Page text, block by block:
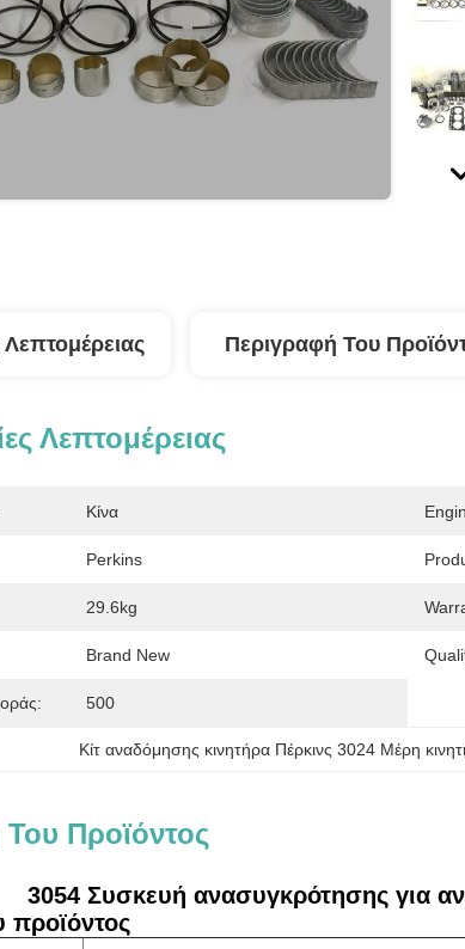
Περιγραφή Του
Λεπτομέρειας
Κίνα
Perkins
29.6kg
Brand New
500
Κίτ αναδόμησης κινητήρα Πέρκινς 3024 Μέρη
Προϊόντος
3054 Συσκευή ανασυγκρότησης για
προϊόντος